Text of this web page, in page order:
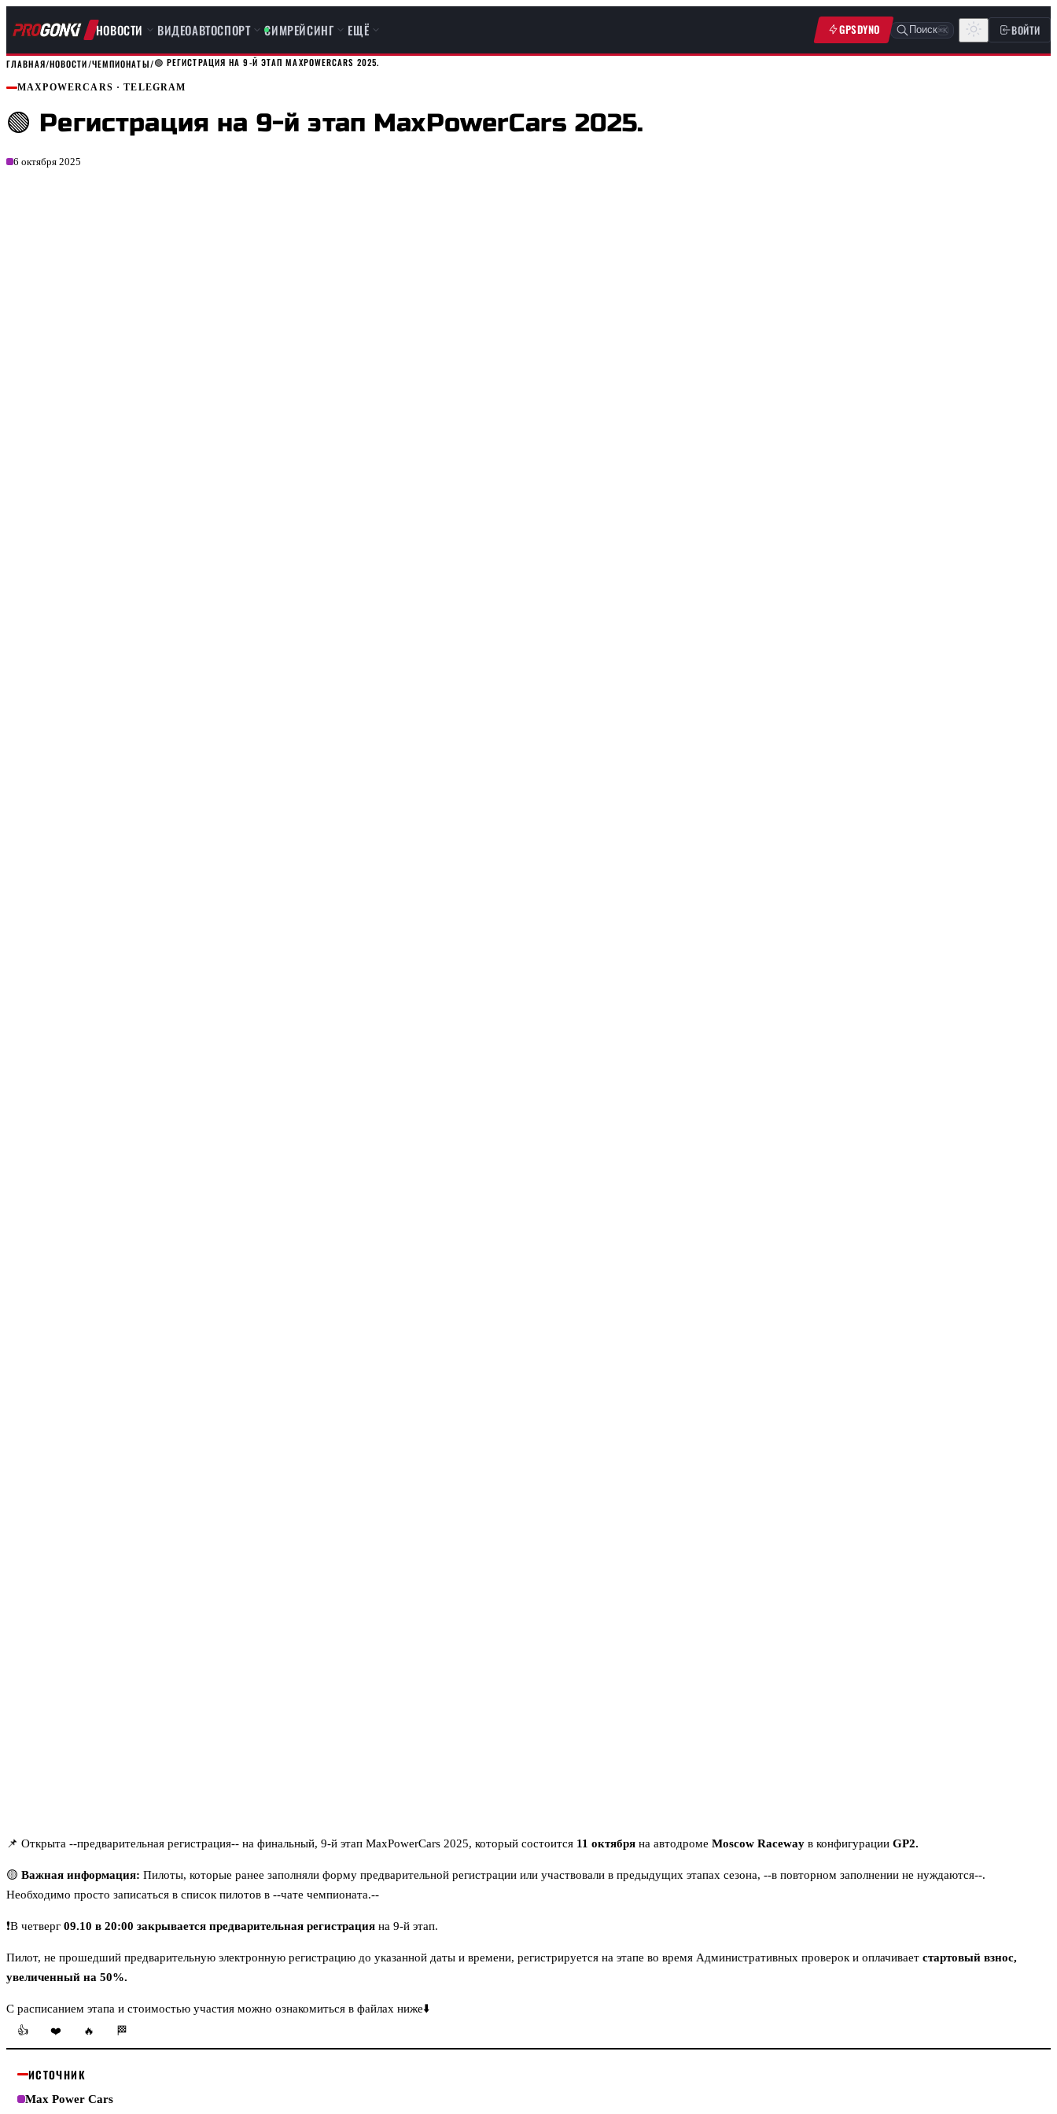
НОВОСТИ ВИДЕОАВТОСПОРТ СИМРЕЙСИНГ ЕЩЁ GPSDYNO Поиск⌘K ВОЙТИ
ГЛАВНАЯ/НОВОСТИ/ЧЕМПИОНАТЫ/🟢 РЕГИСТРАЦИЯ НА 9-Й ЭТАП MAXPOWERCARS 2025.
MAXPOWERCARS · TELEGRAM
🟢 Регистрация на 9-й этап MaxPowerCars 2025.
6 октября 2025
📌 Открыта --предварительная регистрация-- на финальный, 9-й этап MaxPowerCars 2025, который состоится 11 октября на автодроме Moscow Raceway в конфигурации GP2.
🟡 Важная информация: Пилоты, которые ранее заполняли форму предварительной регистрации или участвовали в предыдущих этапах сезона, --в повторном заполнении не нуждаются--.
Необходимо просто записаться в список пилотов в --чате чемпионата.--
❗️В четверг 09.10 в 20:00 закрывается предварительная регистрация на 9-й этап.
Пилот, не прошедший предварительную электронную регистрацию до указанной даты и времени, регистрируется на этапе во время Административных проверок и оплачивает стартовый взнос,
увеличенный на 50%.
С расписанием этапа и стоимостью участия можно ознакомиться в файлах ниже⬇️
👍
❤️ 🔥 🏁
ИСТОЧНИК
Max Power Cars